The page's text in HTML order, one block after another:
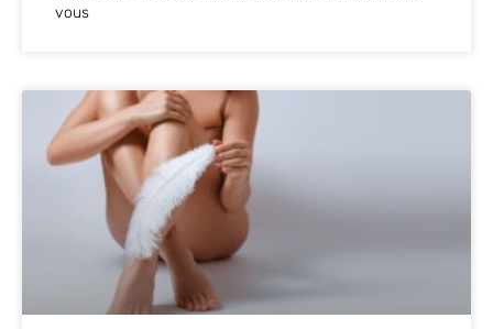
vous